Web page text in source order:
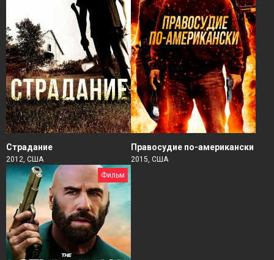
Страдание
2012, США
Правосудие по-американски
2015, США
Фильм